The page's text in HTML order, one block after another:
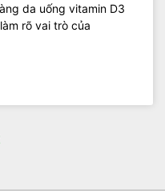
da uống vitamin D3
rõ vai trò của